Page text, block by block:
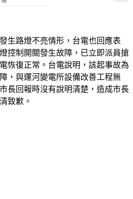
生路燈不亮情形，台電也回應表
控制開關發生故障，已立即派員搶
恢復正常。台電說明，該起事故為
，與運河變電所設備改善工程無
長回報時沒有說明清楚，造成市長
致歉。